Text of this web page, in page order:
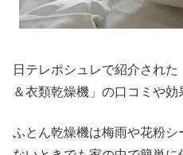
日テレポシュレで紹介され
＆衣類乾燥機」の口コミや効
ふとん乾燥機は梅雨や花粉